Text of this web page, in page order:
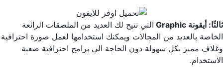
ثالثًا: أيقونة Graphic
التي تتيح لك العديد من الملصقات الرائعة
الخاصة بالعديد من المجالات ويمكنك استخدامها لعمل صورة احترافية
وغلاف مميز بكل سهولة دون الحاجة الي برامج احترافية صعبة
الاستخدام.